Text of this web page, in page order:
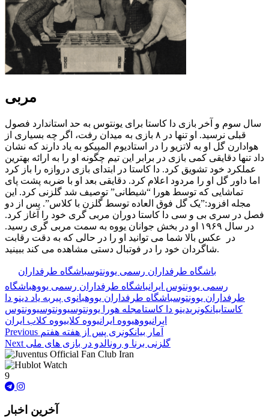
مربی
سال سوم و آخر بازی دا کاستا برای یونتوس به حد استاندارد فصول
قبلی نرسید. او تنها در ۸ بازی به میدان رفت، اگر چه بسیاری از
هوادارن گل او به لاتزیو را در استادیوم المپیکو به یاد دارند که نشان
داد تنها دقایقی کمی بازی در برابر این تیم چگونه او را به ارائه بهترین
عملکرد خود تشویق کرد. دا کاستا در ابتدای بازی دروازه را باز کرد
اما داور گل او را مردود اعلام کرد. دقایقی بعد او با ضربه پشت پای
تماشایی که توسط هورا “شیطانی” توصیف شد گلزنی کرد. این
مجله افزود:”یک گل فوق العاده توسط گلزن با کلاس”. پس از دو
فصل در سری بی و سی دا کاستا دوران مربی گری خود را آغاز کرد.
در سال ۱۹۶۹ او در بخش جوانان یووه به سمت مربی گری رسید.
در عکس بالا شما می توانید او را در حالی که به دقت رقابت
شاگردان خود را در فوتبال دستی مشاهده می کند ببینید.
باشگاه طرفداران رسمی یوونتوسباشگاه طرفداران
رسمی یوونتوس ایرانباشگاه طرفداران رسمی یووهباشگاه
طرفداران یوونتوسباشگاه طرفداران یووهبانوی پیر به یاد دینو دا
کاستابیانکونریدینو دا کاستامجله هورا یوونتوسیوونتوسیوونتوس
ایرانیووهیووه ایرانیووه کلابیووه کلاب ایران
Previous آمار بیانکونری پس از هفته هفتم
Next گلزنی برنا و رونالدو در بازی های ملی
9
آخرین اخبار